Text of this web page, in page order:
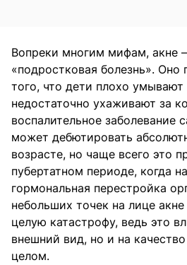
Вопреки многим мифам, акне
«подростковая болезнь». Оно
того, что дети плохо
недостаточно ухаживают за
воспалительное заболевание
может дебютировать
возрасте, но чаще всего это
пубертатном периоде, когда
гормональная перестройка
небольших точек на лице
целую катастрофу, ведь это
внешний вид, но и на
целом.